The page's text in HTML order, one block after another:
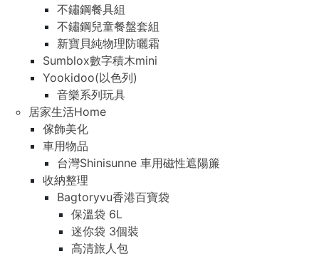
不鏽鋼餐具組
不鏽鋼兒童餐盤套組
新寶貝純物理防曬霜
Sumblox數字積木mini
Yookidoo(以色列)
音樂系列玩具
居家生活Home
傢飾美化
車用物品
台灣Shinisunne 車用磁性遮陽簾
收納整理
Bagtoryvu香港百寶袋
保溫袋 6L
迷你袋 3個裝
高清旅人包